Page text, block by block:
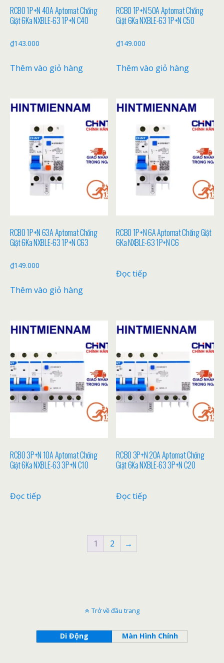
RCBO 1P+N 40A Aptomat Chống
Giật 6Ka NXBLE-63 1P+N C40
₫143.000
Thêm vào giỏ hàng
RCBO 1P+N 50A Aptomat Chống
Giật 6Ka NXBLE-63 1P+N C50
₫149.000
Thêm vào giỏ hàng
RCBO 1P+N 63A Aptomat Chống
Giật 6Ka NXBLE-63 1P+N C63
₫149.000
Thêm vào giỏ hàng
RCBO 1P+N 6A Aptomat Chống Giật
6Ka NXBLE-63 1P+N C6
Đọc tiếp
RCBO 3P+N 10A Aptomat Chống
Giật 6Ka NXBLE-63 3P+N C10
Đọc tiếp
RCBO 3P+N 20A Aptomat Chống
Giật 6Ka NXBLE-63 3P+N C20
Đọc tiếp
1 2 →
Trở về đầu trang
Di Động Màn Hình Chính